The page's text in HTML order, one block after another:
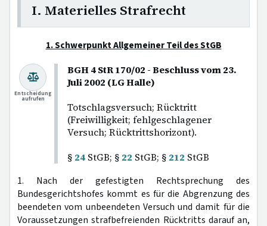
I. Materielles Strafrecht
1. Schwerpunkt Allgemeiner Teil des StGB
BGH 4 StR 170/02 - Beschluss vom 23.
Juli 2002 (LG Halle)
Totschlagsversuch; Rücktritt
(Freiwilligkeit; fehlgeschlagener
Versuch; Rücktrittshorizont).
§ 24 StGB; § 22 StGB; § 212 StGB
Entscheidung
aufrufen
1. Nach der gefestigten Rechtsprechung des
Bundesgerichtshofes kommt es für die Abgrenzung des
beendeten vom unbeendeten Versuch und damit für die
Voraussetzungen strafbefreienden Rücktritts darauf an,